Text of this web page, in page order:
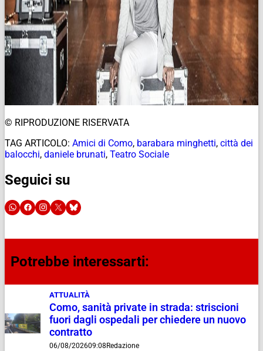
© RIPRODUZIONE RISERVATA
TAG ARTICOLO: Amici di Como, barabara minghetti, città dei
balocchi, daniele brunati, Teatro Sociale
Seguici su
Potrebbe interessarti:
ATTUALITÀ
Como, sanità private in strada: striscioni
fuori dagli ospedali per chiedere un nuovo
contratto
06/08/202609:08Redazione